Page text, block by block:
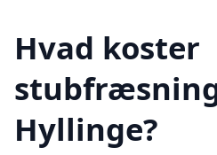
Hvad koster
Hyllinge?